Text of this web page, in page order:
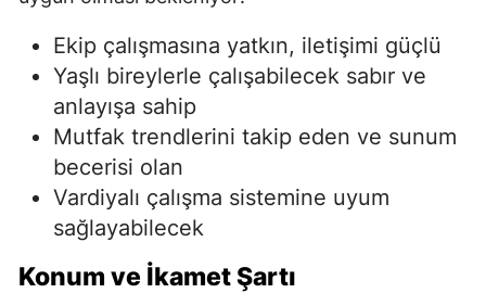
Ekip çalışmasına yatkın, iletişimi güçlü
Yaşlı bireylerle çalışabilecek sabır ve
anlayışa sahip
Mutfak trendlerini takip eden ve sunum
becerisi olan
Vardiyalı çalışma sistemine uyum
sağlayabilecek
Konum ve İkamet Şartı